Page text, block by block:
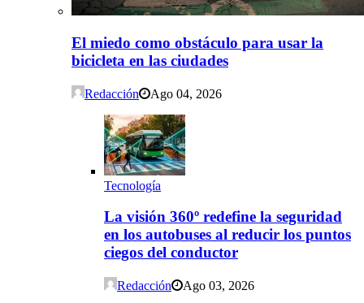
El miedo como obstáculo para usar la
bicicleta en las ciudades
Redacción Ago 04, 2026
Tecnología
La visión 360º redefine la seguridad
en los autobuses al reducir los puntos
ciegos del conductor
Redacción Ago 03, 2026